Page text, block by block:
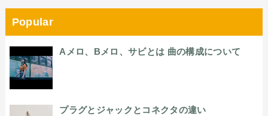
Popular
Aメロ、Bメロ、サビとは 曲の構成について
プラグとジャックとコネクタの違い